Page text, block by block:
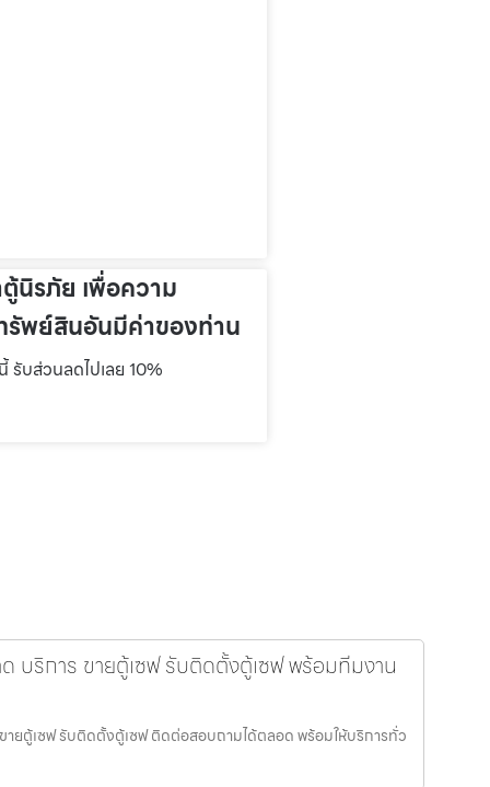
ตู้นิรภัย เพื่อความ
พย์สินอันมีค่าของท่าน
รับส่วนลดไปเลย 10%
บริการ ขายตู้เซฟ รับติดตั้งตู้เซฟ พร้อมทีมงาน
ายตู้เซฟ รับติดตั้งตู้เซฟ ติดต่อสอบถามได้ตลอด พร้อมให้บริการทั่ว